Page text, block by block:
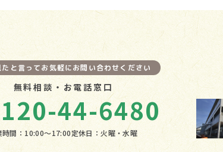
と言ってお気軽にお問い合わせください
無料相談・お電話窓口
44-6480
時間：10:00〜17:00定休日：火曜・水曜